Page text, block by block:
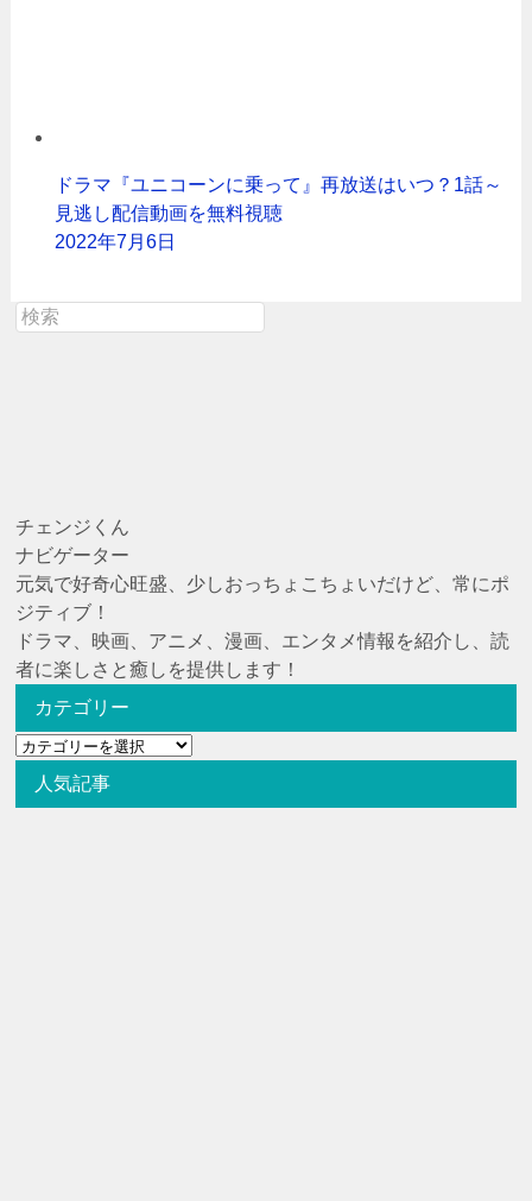
ドラマ『ユニコーンに乗って』再放送はいつ？1話～
見逃し配信動画を無料視聴
2022年7月6日
チェンジくん
ナビゲーター
元気で好奇心旺盛、少しおっちょこちょいだけど、常にポ
ジティブ！
ドラマ、映画、アニメ、漫画、エンタメ情報を紹介し、読
者に楽しさと癒しを提供します！
カテゴリー
カ
人気記事